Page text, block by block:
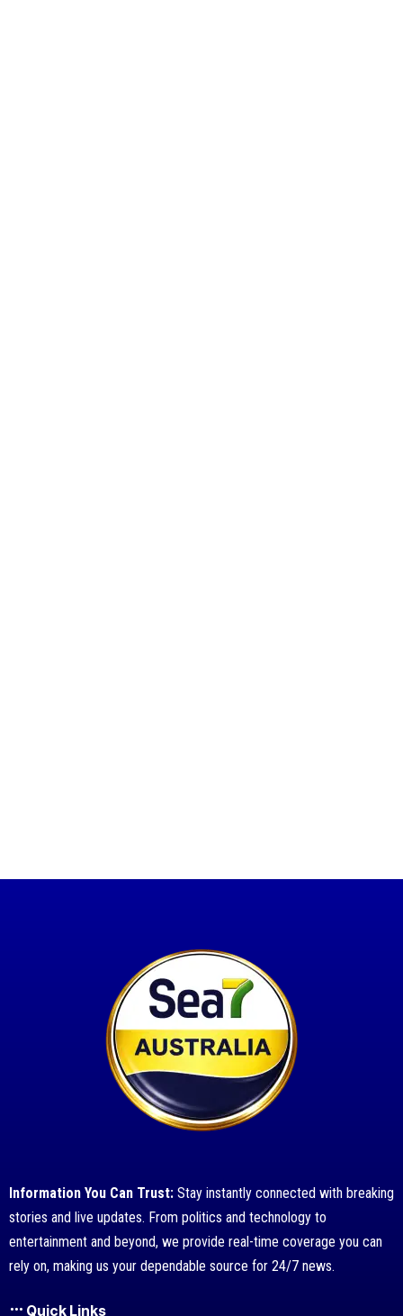
Information You Can Trust: Stay instantly connected with breaking
stories and live updates. From politics and technology to
entertainment and beyond, we provide real-time coverage you can
rely on, making us your dependable source for 24/7 news.
Quick Links